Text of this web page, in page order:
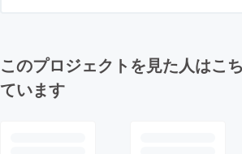
このプロジェクトを見た人はこ
ています